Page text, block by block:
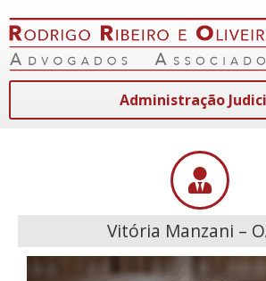
Administração
Vitória Manzani –